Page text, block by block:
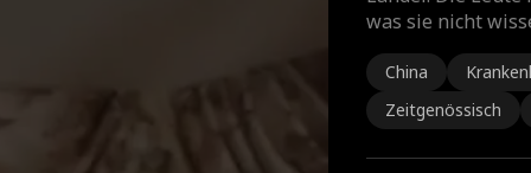
was sie nicht
China
Zeitgenössisch